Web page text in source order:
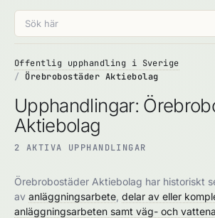
Offentlig upphandling i Sverige
Örebrobostäder Aktiebolag
Upphandlingar:
Aktiebolag
2 AKTIVA UPPHANDLINGAR
Örebrobostäder Aktiebolag har historiskt
av anläggningsarbete delar av eller
anläggningsarbeten samt väg- och